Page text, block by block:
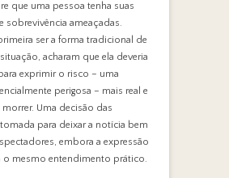
que uma pessoa tenha suas
sobrevivência ameaçadas.
ser a forma tradicional de
acharam que ela deveria
exprimir o risco – uma
perigosa – mais real e
Uma decisão das
para deixar a notícia bem
embora a expressão
o mesmo entendimento prático.